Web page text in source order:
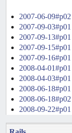
2007-06-09#p02
2007-09-03#p01
2007-09-13#p01
2007-09-15#p01
2007-09-16#p01
2008-04-01#p01
2008-04-03#p01
2008-06-18#p01
2008-06-18#p02
2008-09-22#p01